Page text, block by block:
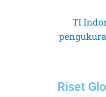
TI
Riset